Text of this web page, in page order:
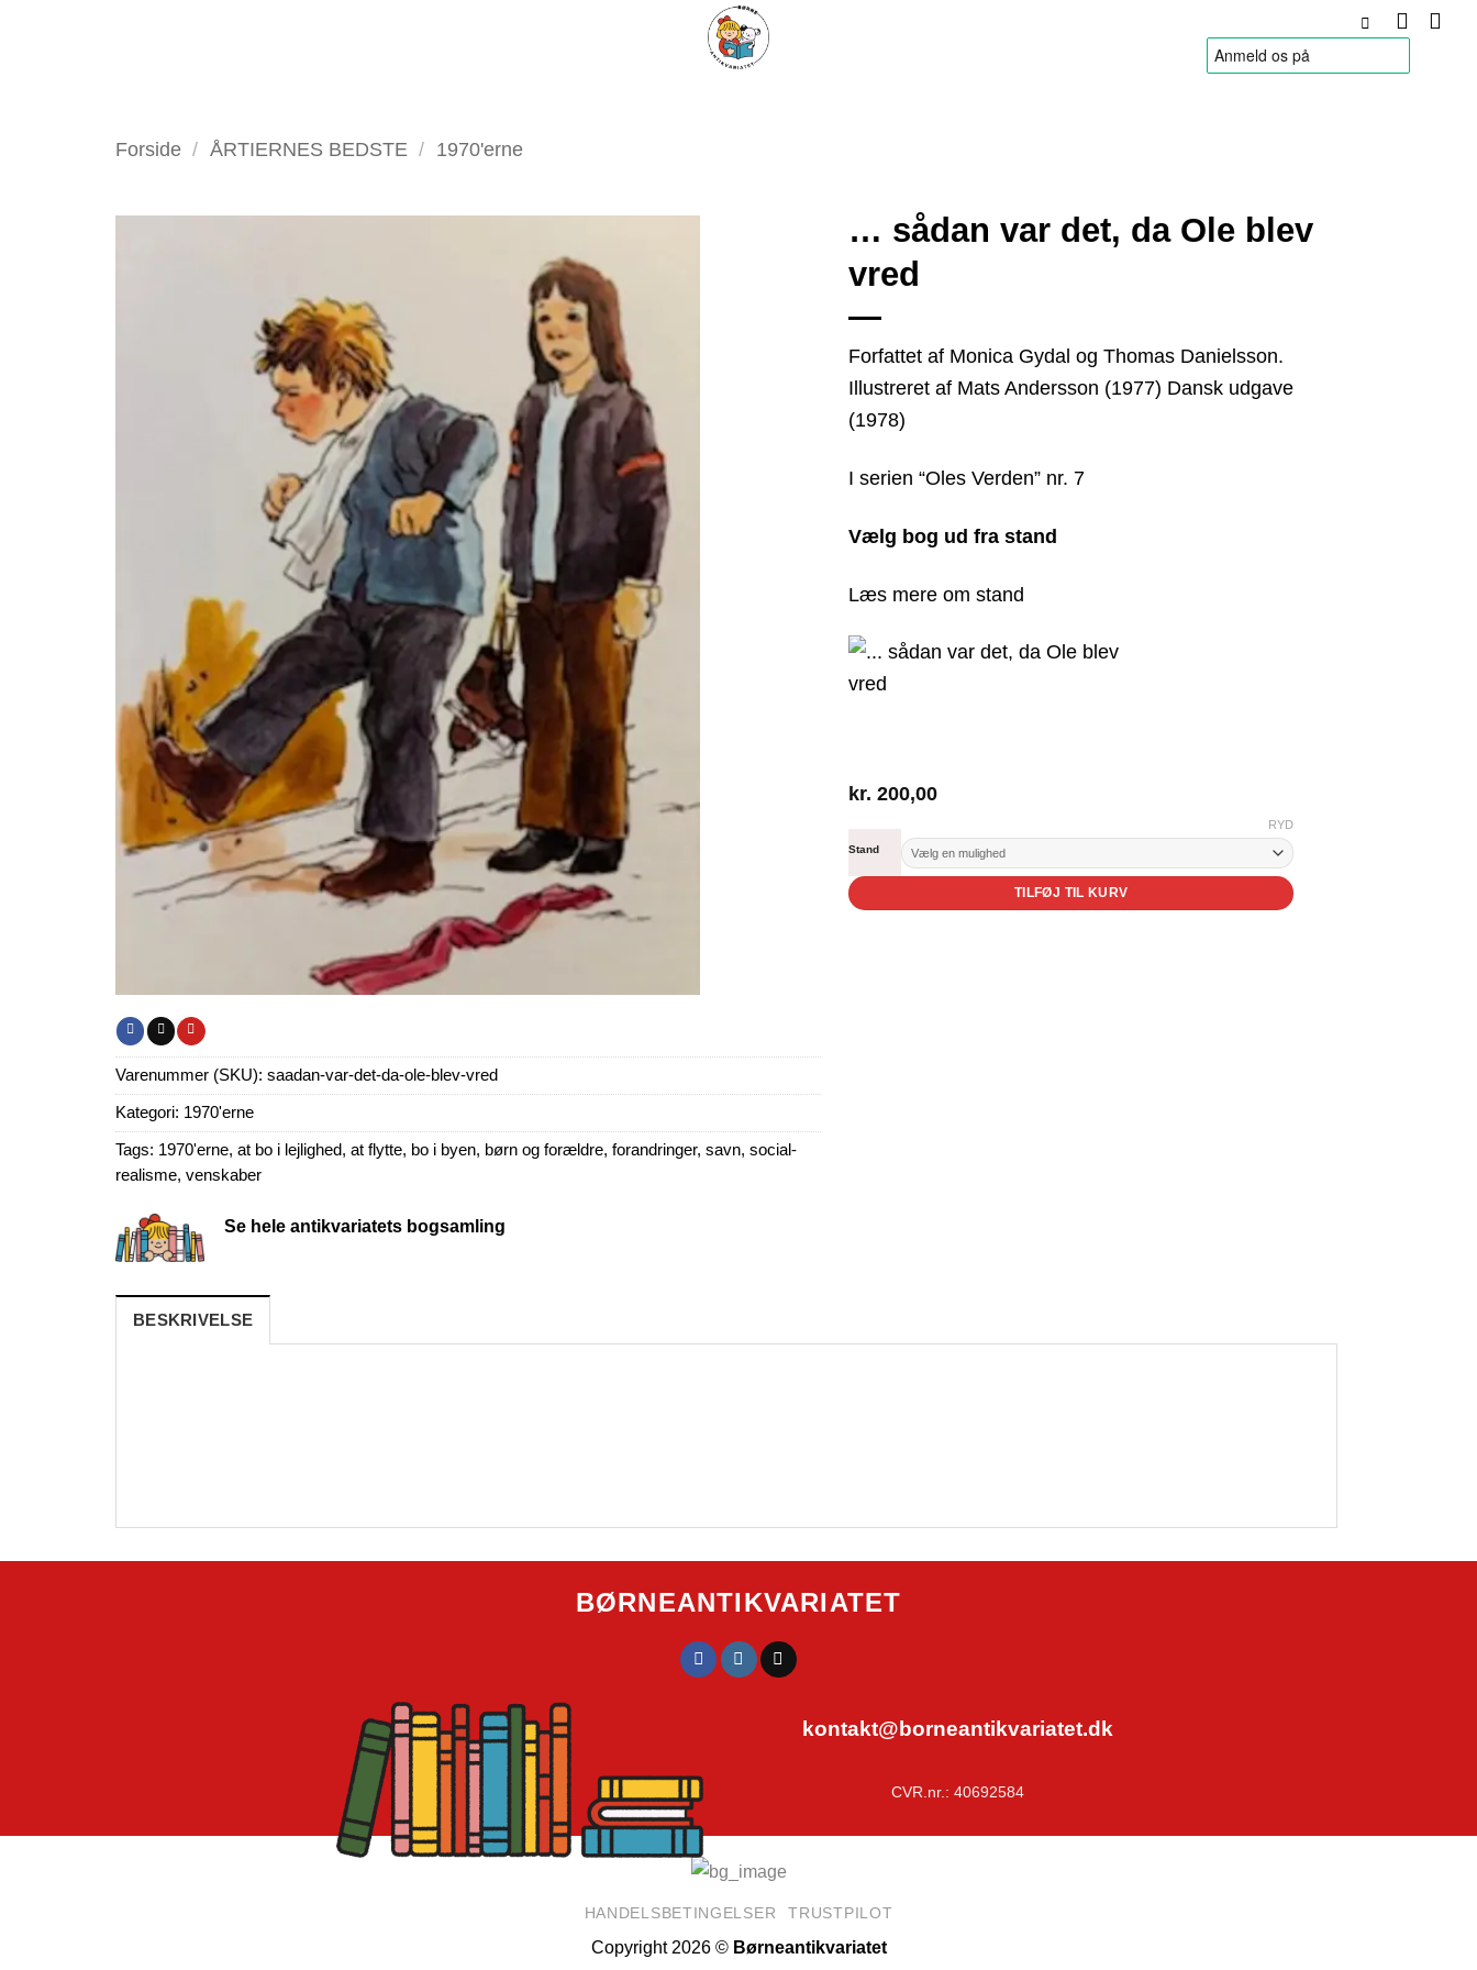
Forside / ÅRTIERNES BEDSTE / 1970'erne
Varenummer (SKU): saadan-var-det-da-ole-blev-vred
Kategori: 1970'erne
Tags: 1970'erne, at bo i lejlighed, at flytte, bo i byen, børn og forældre, forandringer, savn, social-
realisme, venskaber
Se hele antikvariatets bogsamling
… sådan var det, da Ole blev
vred
Forfattet af Monica Gydal og Thomas Danielsson.
Illustreret af Mats Andersson (1977) Dansk udgave
(1978)
I serien “Oles Verden” nr. 7
Vælg bog ud fra stand
Læs mere om stand
kr. 200,00
Stand
RYD
TILFØJ TIL KURV
BESKRIVELSE
BØRNEANTIKVARIATET
kontakt@borneantikvariatet.dk
CVR.nr.: 40692584
HANDELSBETINGELSER TRUSTPILOT
Copyright 2026 © Børneantikvariatet